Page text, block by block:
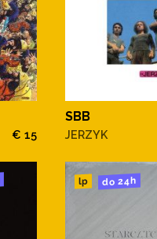
€ 15
SBB
JERZYK
lp do 24h